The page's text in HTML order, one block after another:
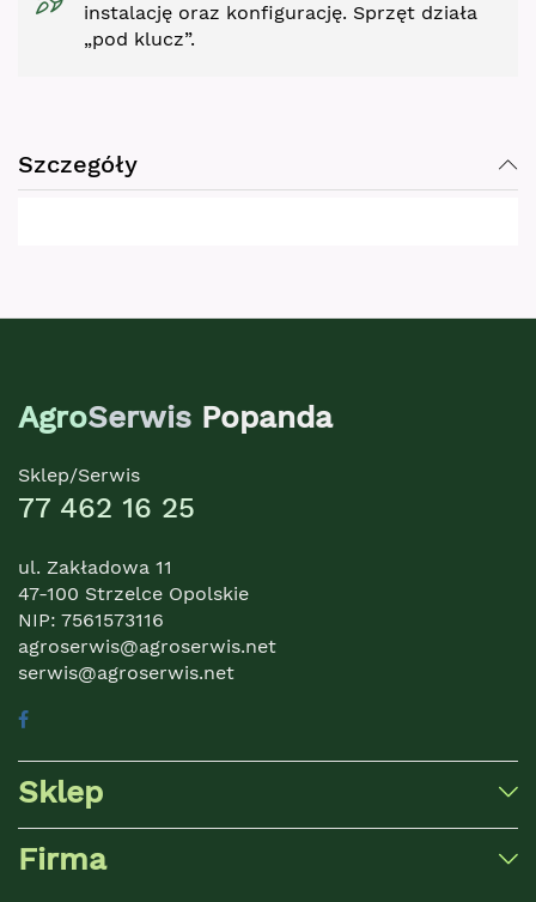
instalację oraz konfigurację. Sprzęt działa
„pod klucz”.
Szczegóły
AgroSerwis Popanda
Sklep/Serwis
77 462 16 25
ul. Zakładowa 11
47-100 Strzelce Opolskie
NIP: 7561573116
agroserwis@agroserwis.net
serwis@agroserwis.net
Sklep
Firma